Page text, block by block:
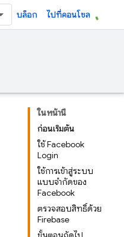
บล็อก ไปที่คอนโซล
ในหน้านี้
ก่อนเริ่มต้น
ใช้ Facebook
Login
ใช้การเข้าสู่ระบบ
แบบจำกัดของ
Facebook
ตรวจสอบสิทธิ์ด้วย
Firebase